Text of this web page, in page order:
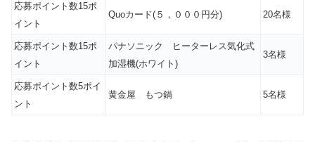
応募ポイント数15ポ
イント
Quoカード(５，０００円分) 20名様
応募ポイント数15ポ
イント
パナソニック ヒーターレス気化式
加湿機(ホワイト)
3名様
応募ポイント数5ポイ
ント
黄金屋 もつ鍋 5名様